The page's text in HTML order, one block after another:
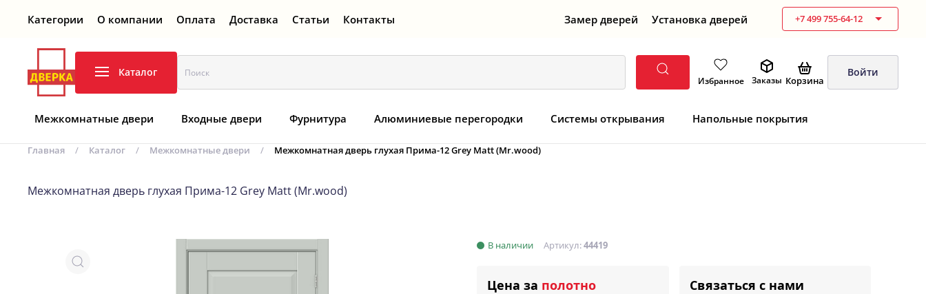
Категории О компании Оплата Доставка Статьи Контакты Замер дверей Установка дверей +7 499 755-64-12
Каталог
Избранное Заказы Корзина
Войти
Межкомнатные двери Входные двери Фурнитура Алюминиевые перегородки Системы открывания Напольные покрытия
Главная Каталог Межкомнатные двери Межкомнатная дверь глухая Прима-12 Grey Matt (Mr.wood)
Межкомнатная дверь глухая Прима-12 Grey Matt (Mr.wood)
В наличии Артикул:44419
Цена за полотно Связаться с нами